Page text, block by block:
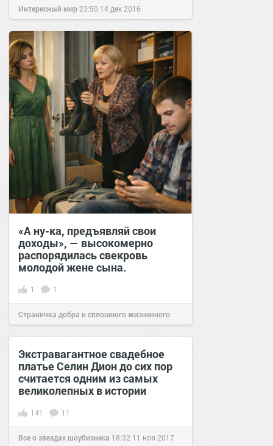
Интересный мир 23:50 14 дек 2016
«А ну-ка, предъявляй свои
доходы», — высокомерно
распорядилась свекровь
молодой жене сына.
1 1
Страничка добра и сплошного жизненного
позитива!12:3924 фев 2026
Экстравагантное свадебное
платье Селин Дион до сих пор
считается одним из самых
великолепных в истории
141 11
Все о звездах шоубизнеса 18:32 11 ноя 2017